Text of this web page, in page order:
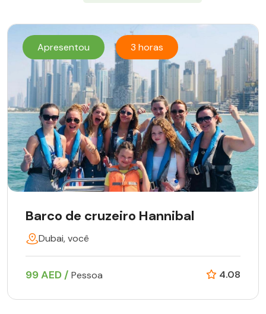
Apresentou 3 horas
Barco de cruzeiro Hannibal
Dubai, você
99 AED / Pessoa 4.08